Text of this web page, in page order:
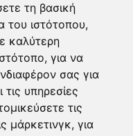
τη βασική
του ιστότοπου,
καλύτερη
, για να
σας για
υπηρεσίες
τις
μάρκετινγκ, για
Α.Ε.
δικαιώματος.